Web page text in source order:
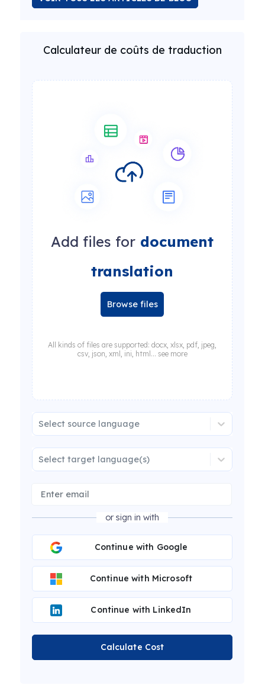
Calculateur de coûts de traduction
Add files for document
translation
Browse files
All kinds of files are supported: docx, xlsx, pdf, jpeg,
csv, json, xml, ini, html... see more
Select source language
Select target language(s)
or sign in with
Continue with Google
Continue with Microsoft
Continue with LinkedIn
Calculate Cost